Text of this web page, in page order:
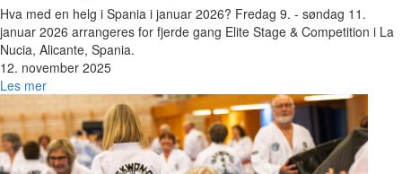
Hva med en helg i Spania i januar 2026? Fredag 9. - søndag 11.
januar 2026 arrangeres for fjerde gang Elite Stage & Competition i La
Nucia, Alicante, Spania.
12. november 2025
Les mer